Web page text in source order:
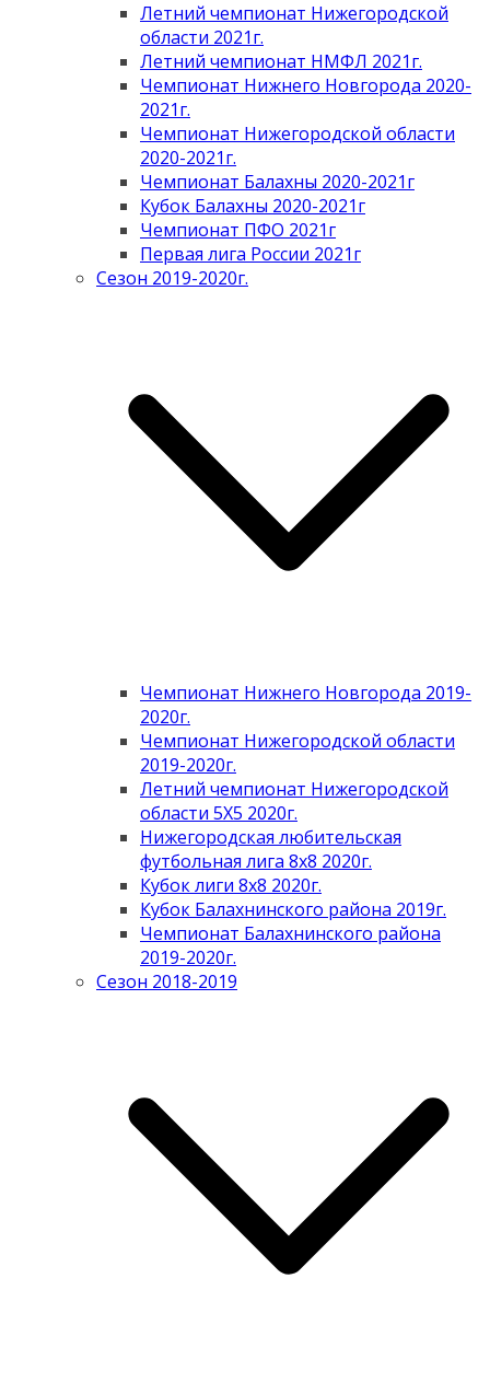
Летний чемпионат Нижегородской
области 2021г.
Летний чемпионат НМФЛ 2021г.
Чемпионат Нижнего Новгорода 2020-
2021г.
Чемпионат Нижегородской области
2020-2021г.
Чемпионат Балахны 2020-2021г
Кубок Балахны 2020-2021г
Чемпионат ПФО 2021г
Первая лига России 2021г
Сезон 2019-2020г.
Чемпионат Нижнего Новгорода 2019-
2020г.
Чемпионат Нижегородской области
2019-2020г.
Летний чемпионат Нижегородской
области 5Х5 2020г.
Нижегородская любительская
футбольная лига 8х8 2020г.
Кубок лиги 8х8 2020г.
Кубок Балахнинского района 2019г.
Чемпионат Балахнинского района
2019-2020г.
Сезон 2018-2019